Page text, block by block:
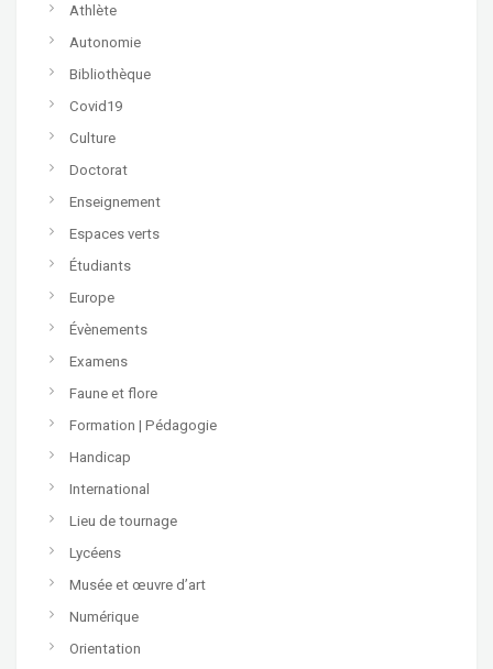
Athlète
Autonomie
Bibliothèque
Covid19
Culture
Doctorat
Enseignement
Espaces verts
Étudiants
Europe
Évènements
Examens
Faune et flore
Formation | Pédagogie
Handicap
International
Lieu de tournage
Lycéens
Musée et œuvre d’art
Numérique
Orientation